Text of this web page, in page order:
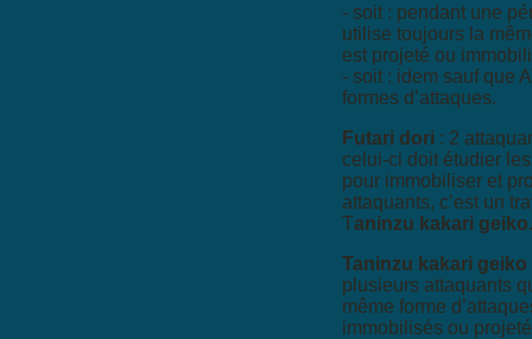
- soit : pendant une
utilise toujours la
est projeté ou
- soit : idem sauf que A
formes d’attaques.
Futari dori : 2
celui-ci doit étudier
pour immobiliser et
attaquants, c’est un
Taninzu kakari geiko.
Taninzu kakari geiko
plusieurs attaquants
même forme
immobilisés ou